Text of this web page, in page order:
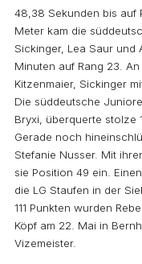
48,38 Sekunden bis auf
Meter kam die
Sickinger, Lea Saur und
Minuten auf Rang 23.
Kitzenmaier, Sickinger
Die süddeutsche
Bryxi, überquerte stolze
Gerade noch
Stefanie Nusser. Mit
sie Position 49 ein.
die LG Staufen in der
111 Punkten wurden
Köpf am 22. Mai in
Vizemeister.